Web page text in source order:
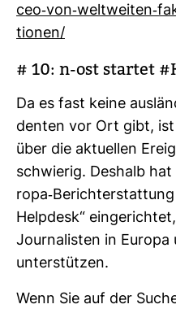
ceo-​von-​welt­weiten-​
tionen/
# 10: n-ost startet
Da es fast keine
denten vor Ort gibt,
über die aktu­ellen
schwierig. Des­halb
ropa-​
Helpdesk“
Jour­na­listen in Europa
unter­stützen.
Wenn Sie auf der